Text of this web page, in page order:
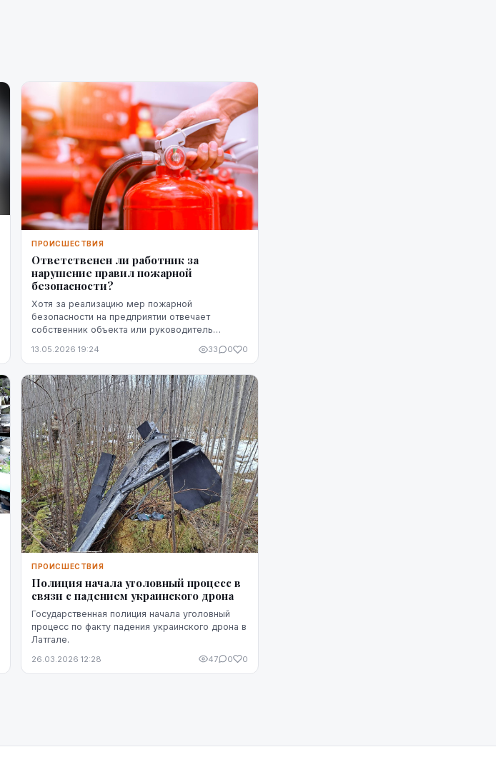
ПРОИСШЕСТВИЯ
Ответственен ли работник за
нарушение правил пожарной
безопасности?
Хотя за реализацию мер пожарной
безопасности на предприятии отвечает
собственник объекта или руководитель
рабочем месте должны заботиться все.
13.05.2026 19:24 33 0 0
ПРОИСШЕСТВИЯ
Полиция начала уголовный процесс в
связи с падением украинского дрона
Государственная полиция начала уголовный
процесс по факту падения украинского дрона в
Латгале.
26.03.2026 12:28 47 0 0